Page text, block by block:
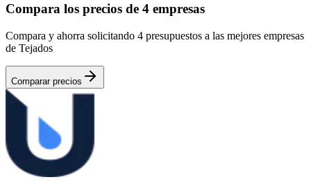
Compara los precios de 4 empresas
Compara y ahorra solicitando 4 presupuestos a las mejores empresas
de Tejados
Comparar precios